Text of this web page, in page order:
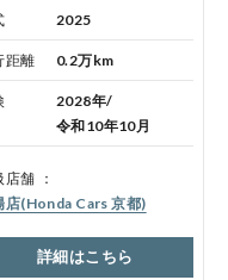
わせ
2025
距離 0.2万km
2028年/
令和10年10月
店舗
店(Honda Cars 京都)
詳細はこちら